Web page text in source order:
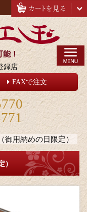
！
録店
FAXで注文
御用納めの日限定）
）